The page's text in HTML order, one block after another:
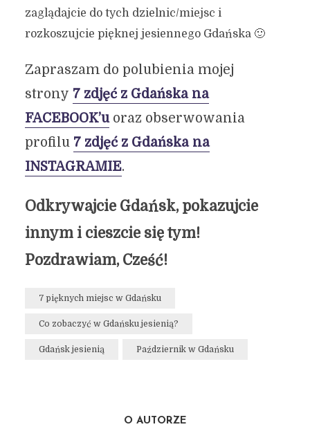
zaglądajcie do tych dzielnic/miejsc i
rozkoszujcie pięknej jesiennego Gdańska 🙂
Zapraszam do polubienia mojej
strony 7 zdjęć z Gdańska na
FACEBOOK’uoraz obserwowania
profilu 7 zdjęć z Gdańska na
INSTAGRAMIE.
Odkrywajcie Gdańsk, pokazujcie
innym i cieszcie się tym!
Pozdrawiam, Cześć!
7 pięknych miejsc w Gdańsku
Co zobaczyć w Gdańsku jesienią?
Gdańsk jesienią Październik w Gdańsku
O AUTORZE